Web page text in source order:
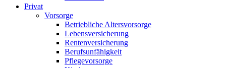
Privat
Vorsorge
Betriebliche Altersvorsorge
Lebensversicherung
Rentenversicherung
Berufsunfähigkeit
Pflegevorsorge